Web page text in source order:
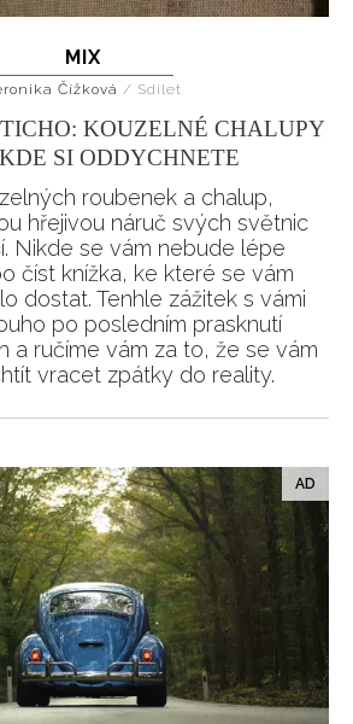
MIX
Čížková / Sdílet
KOUZELNÉ CHALUPY
SI ODDYCHNETE
roubenek a chalup,
hřejivou náruč svých světnic
Nikde se vám nebude lépe
číst knížka, ke které se vám
dostat. Tenhle zážitek s vámi
po posledním prasknutí
a ručíme vám za to, že se vám
vracet zpátky do reality.